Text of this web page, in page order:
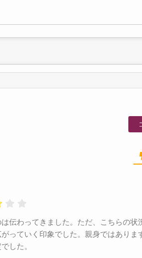
伝わってきました。ただ、こちらの状
っていく印象でした。親身ではありま
した。